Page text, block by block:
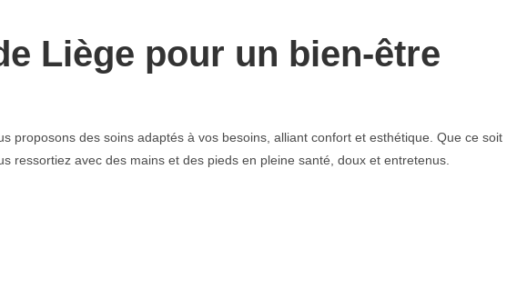
Liège pour un bien-être
proposons des soins adaptés à vos besoins, alliant confort et esthétique. Que ce soit
avec des mains et des pieds en pleine santé, doux et entretenus.